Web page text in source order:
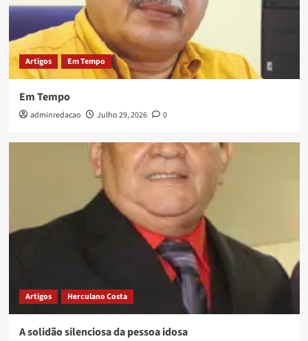
Artigos Em Tempo
Em Tempo
adminredacao Julho 29, 2026 0
Artigos Herculano Costa
A solidão silenciosa da pessoa idosa